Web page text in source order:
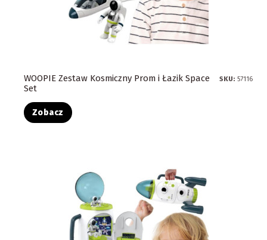
WOOPIE Zestaw Kosmiczny Prom i Łazik Space
Set
SKU: 57116
Zobacz